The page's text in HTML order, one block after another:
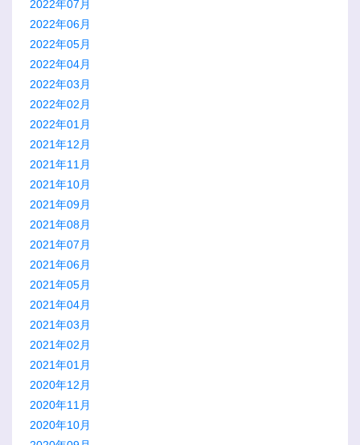
2022年07月
2022年06月
2022年05月
2022年04月
2022年03月
2022年02月
2022年01月
2021年12月
2021年11月
2021年10月
2021年09月
2021年08月
2021年07月
2021年06月
2021年05月
2021年04月
2021年03月
2021年02月
2021年01月
2020年12月
2020年11月
2020年10月